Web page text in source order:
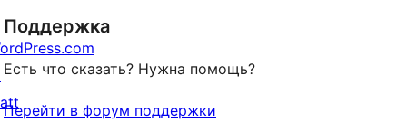
Поддержка
Есть что сказать? Нужна помощь?
Перейти в форум поддержки